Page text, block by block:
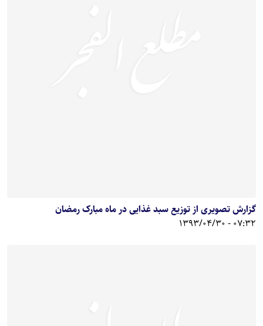
گزارش تصویری از توزیع سبد غذایی در ماه مبارک رمضان
07:32 - 1393/04/30